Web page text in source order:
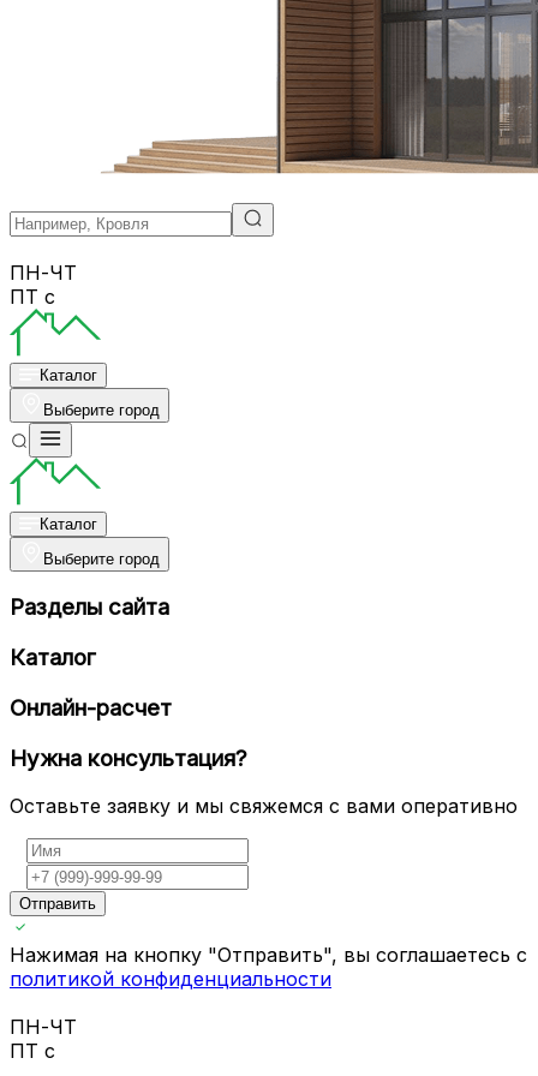
ПН-ЧТ
ПТ с
Каталог
Выберите город
Каталог
Выберите город
Разделы сайта
Каталог
Онлайн-расчет
Нужна консультация?
Оставьте заявку и мы свяжемся с вами оперативно
Отправить
Нажимая на кнопку "Отправить", вы соглашаетесь с
политикой конфиденциальности
ПН-ЧТ
ПТ с